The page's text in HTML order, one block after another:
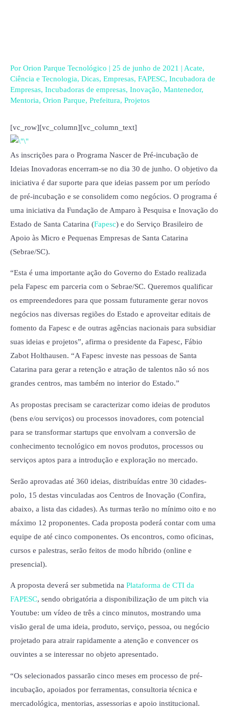
Por Orion Parque Tecnológico | 25 de junho de 2021 | Acate,
Ciência e Tecnologia, Dicas, Empresas, FAPESC, Incubadora de
Empresas, Incubadoras de empresas, Inovação, Mantenedor,
Mentoria, Orion Parque, Prefeitura, Projetos
[vc_row][vc_column][vc_column_text]
As inscrições para o Programa Nascer de Pré-incubação de
Ideias Inovadoras encerram-se no dia 30 de junho. O objetivo da
iniciativa é dar suporte para que ideias passem por um período
de pré-incubação e se consolidem como negócios. O programa é
uma iniciativa da Fundação de Amparo à Pesquisa e Inovação do
Estado de Santa Catarina (Fapesc) e do Serviço Brasileiro de
Apoio às Micro e Pequenas Empresas de Santa Catarina
(Sebrae/SC).
“Esta é uma importante ação do Governo do Estado realizada
pela Fapesc em parceria com o Sebrae/SC. Queremos qualificar
os empreendedores para que possam futuramente gerar novos
negócios nas diversas regiões do Estado e aproveitar editais de
fomento da Fapesc e de outras agências nacionais para subsidiar
suas ideias e projetos”, afirma o presidente da Fapesc, Fábio
Zabot Holthausen. “A Fapesc investe nas pessoas de Santa
Catarina para gerar a retenção e atração de talentos não só nos
grandes centros, mas também no interior do Estado.”
As propostas precisam se caracterizar como ideias de produtos
(bens e/ou serviços) ou processos inovadores, com potencial
para se transformar startups que envolvam a conversão de
conhecimento tecnológico em novos produtos, processos ou
serviços aptos para a introdução e exploração no mercado.
Serão aprovadas até 360 ideias, distribuídas entre 30 cidades-
polo, 15 destas vinculadas aos Centros de Inovação (Confira,
abaixo, a lista das cidades). As turmas terão no mínimo oito e no
máximo 12 proponentes. Cada proposta poderá contar com uma
equipe de até cinco componentes. Os encontros, como oficinas,
cursos e palestras, serão feitos de modo híbrido (online e
presencial).
A proposta deverá ser submetida na Plataforma de CTI da
FAPESC, sendo obrigatória a disponibilização de um pitch via
Youtube: um vídeo de três a cinco minutos, mostrando uma
visão geral de uma ideia, produto, serviço, pessoa, ou negócio
projetado para atrair rapidamente a atenção e convencer os
ouvintes a se interessar no objeto apresentado.
“Os selecionados passarão cinco meses em processo de pré-
incubação, apoiados por ferramentas, consultoria técnica e
mercadológica, mentorias, assessorias e apoio institucional.